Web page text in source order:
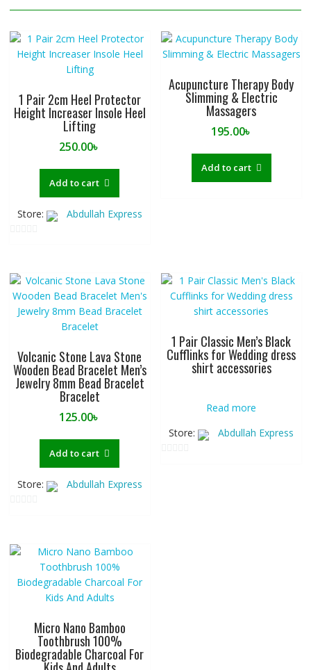
1 Pair 2cm Heel Protector
Height Increaser Insole Heel
Lifting
250.00৳
Add to cart
Store: Abdullah Express
u
Acupuncture Therapy Body
Slimming & Electric
Massagers
195.00৳
Add to cart
Volcanic Stone Lava Stone
Wooden Bead Bracelet Men’s
Jewelry 8mm Bead Bracelet
Bracelet
125.00৳
Add to cart
Store: Abdullah Express
u
1 Pair Classic Men’s Black
Cufflinks for Wedding dress
shirt accessories
Read more
Store:
Abdullah Express
Micro Nano Bamboo
Toothbrush 100%
Biodegradable Charcoal For